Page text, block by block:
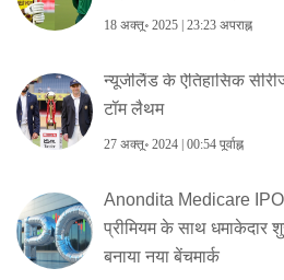
18 अक्तू॰ 2025 | 23:23 अपराह्न
न्यूजीलैंड के ऐतिहासिक
टॉम लैथम
27 अक्तू॰ 2024 | 00:54 पूर्वाह्न
Anondita Medicare
प्रीमियम के साथ धमाकेदार
बनाया नया बेंचमार्क